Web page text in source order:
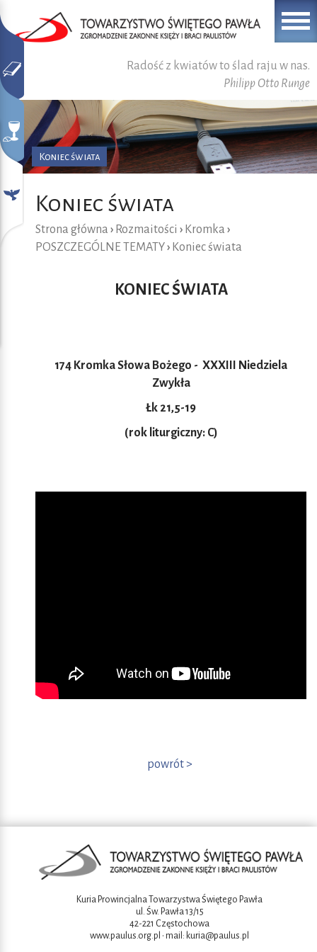
Radość z kwiatów to ślad raju w nas.
Philipp Otto Runge
Koniec świata
Koniec świata
Strona główna › Rozmaitości › Kromka ›
POSZCZEGÓLNE TEMATY› Koniec świata
KONIEC ŚWIATA
174 Kromka Słowa Bożego - XXXIII Niedziela
Zwykła
Łk 21,5-19
(rok liturgiczny: C)
powrót >
Kuria Prowincjalna Towarzystwa Świętego Pawła
ul. Św. Pawła 13/15
42-221 Częstochowa
www.paulus.org.pl • mail: kuria@paulus.pl